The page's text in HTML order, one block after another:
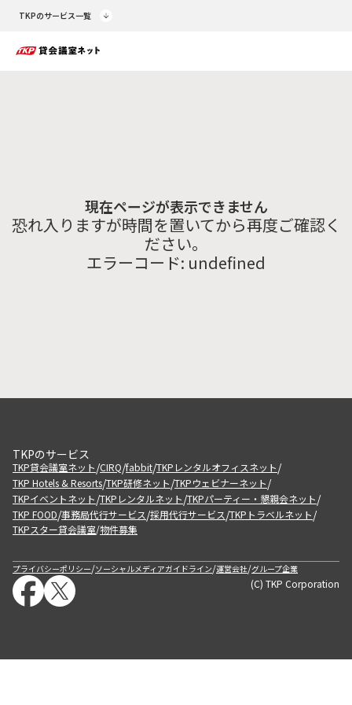
TKPのサービス一覧
現在ページが表示できません
恐れ入りますが時間を置いてから再度ご確認く
ださい。
エラーコード: undefined
TKPのサービス
TKP貸会議室ネット/CIRQ/fabbit/TKPレンタルオフィスネット/
TKP Hotels & Resorts/TKP研修ネット/TKPウェビナーネット/
TKPイベントネット/TKPレンタルネット/TKPパーティー・懇親会ネット/
TKP FOOD/事務局代行サービス/採用代行サービス/TKPトラベルネット/
TKPスター貸会議室/物件募集
プライバシーポリシー/ソーシャルメディアガイドライン/運営会社/グループ企業
(C) TKP Corporation